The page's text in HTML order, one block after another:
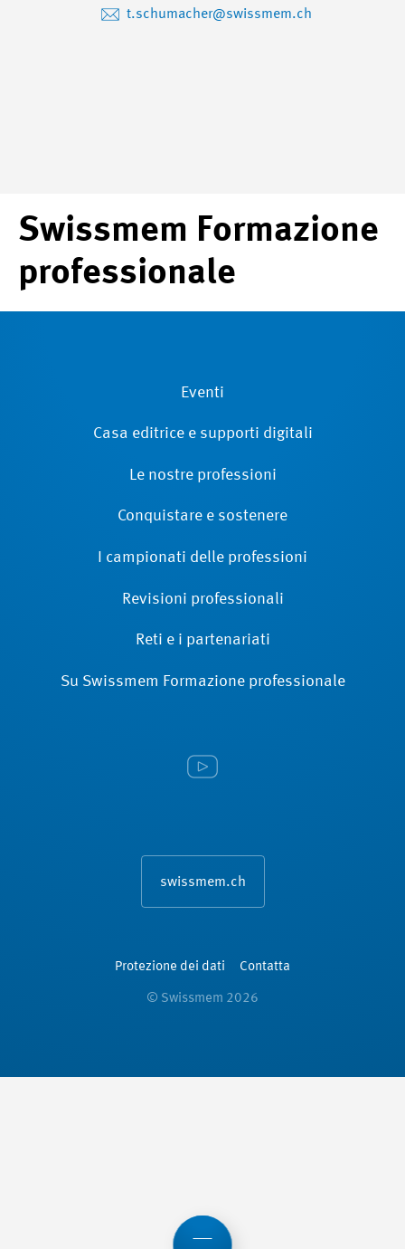
t.schumacher@swissmem.ch
Swissmem Formazione
professionale
Eventi
Casa editrice e supporti digitali
Le nostre professioni
Conquistare e sostenere
I campionati delle professioni
Revisioni ­professionali
Reti e i partenariati
Su Swissmem Formazione ­professionale
swissmem.ch
Protezione dei dati Contatta
© Swissmem 2026